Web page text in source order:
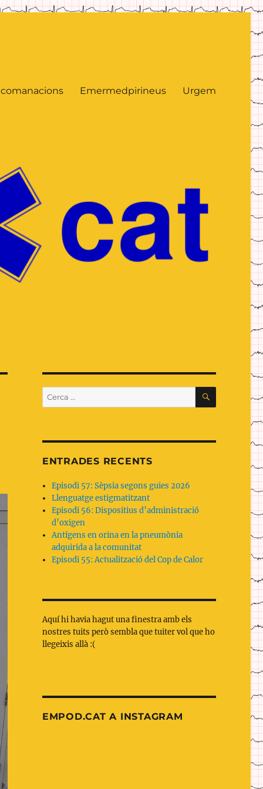
Emermedpirineus Urgem
Cerca: CERCA
ENTRADES RECENTS
Episodi 57: Sèpsia segons guies 2026
Llenguatge estigmatitzant
Episodi 56: Dispositius d’administració
d’oxigen
Antígens en orina en la pneumònia
adquirida a la comunitat
Episodi 55: Actualització del Cop de Calor
Aquí hi havia hagut una finestra amb els
nostres tuits però sembla que tuiter vol que ho
llegeixis allà :(
EMPOD.CAT A INSTAGRAM